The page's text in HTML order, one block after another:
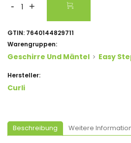
- +
GTIN: 7640144829711
Warengruppen:
Geschirre Und Mäntel Easy
Hersteller:
Curli
Beschreibung Weitere